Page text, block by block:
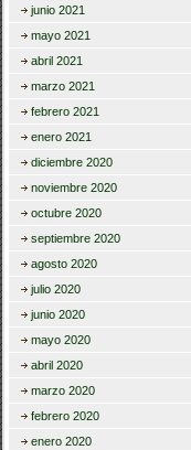
junio 2021
mayo 2021
abril 2021
marzo 2021
febrero 2021
enero 2021
diciembre 2020
noviembre 2020
octubre 2020
septiembre 2020
agosto 2020
julio 2020
junio 2020
mayo 2020
abril 2020
marzo 2020
febrero 2020
enero 2020